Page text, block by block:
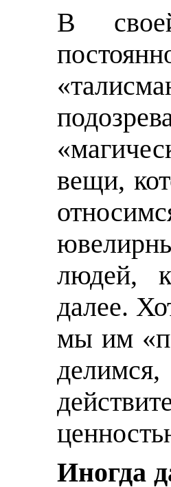
В
вещи,
людей,
далее.
мы им
Иногда